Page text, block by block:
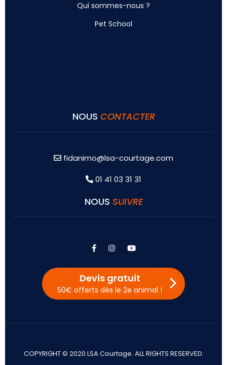
Qui sommes-nous ?
Pet School
NOUS CONTACTER
fidanimo@lsa-courtage.com
01 41 03 31 31
NOUS SUIVRE
facebookinstagramyoutube
Devis gratuit
50€ offerts dès le 2e animal !
COPYRIGHT © 2020 LSA Courtage. ALL RIGHTS RESERVED.